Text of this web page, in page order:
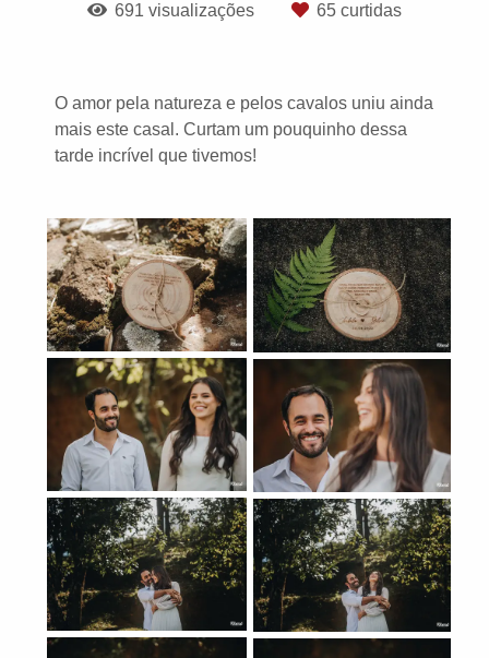
691 visualizações 65 curtidas
O amor pela natureza e pelos cavalos uniu ainda
mais este casal. Curtam um pouquinho dessa
tarde incrível que tivemos!